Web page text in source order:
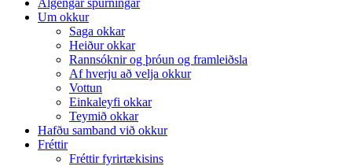
Algengar spurningar
Um okkur
Saga okkar
Heiður okkar
Rannsóknir og þróun og framleiðsla
Af hverju að velja okkur
Vottun
Einkaleyfi okkar
Teymið okkar
Hafðu samband við okkur
Fréttir
Fréttir fyrirtækisins